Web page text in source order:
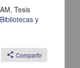
Tesis
y
share Compartir